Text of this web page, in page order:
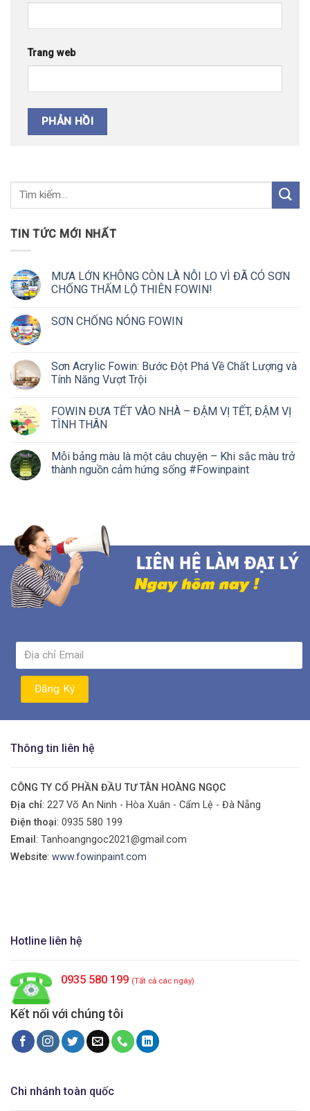
Trang web
TIN TỨC MỚI NHẤT
MƯA LỚN KHÔNG CÒN LÀ NỖI LO VÌ ĐÃ CÓ SƠN
CHỐNG THẤM LỘ THIÊN FOWIN!
SƠN CHỐNG NÓNG FOWIN
Sơn Acrylic Fowin: Bước Đột Phá Về Chất Lượng và
Tính Năng Vượt Trội
FOWIN ĐƯA TẾT VÀO NHÀ – ĐẬM VỊ TẾT, ĐẬM VỊ
TÌNH THÂN
Mỗi bảng màu là một câu chuyện – Khi sắc màu trở
thành nguồn cảm hứng sống #Fowinpaint
Thông tin liên hệ
CÔNG TY CỔ PHẦN ĐẦU TƯ TÂN HOÀNG NGỌC
Địa chỉ: 227 Võ An Ninh - Hòa Xuân - Cẩm Lệ - Đà Nẵng
Điện thoại: 0935 580 199
Email : Tanhoangngoc2021@gmail.com
Website: www.fowinpaint.com
Hotline liên hệ
0935 580 199 (Tất cả các ngày)
Kết nối với chúng tôi
Chi nhánh toàn quốc